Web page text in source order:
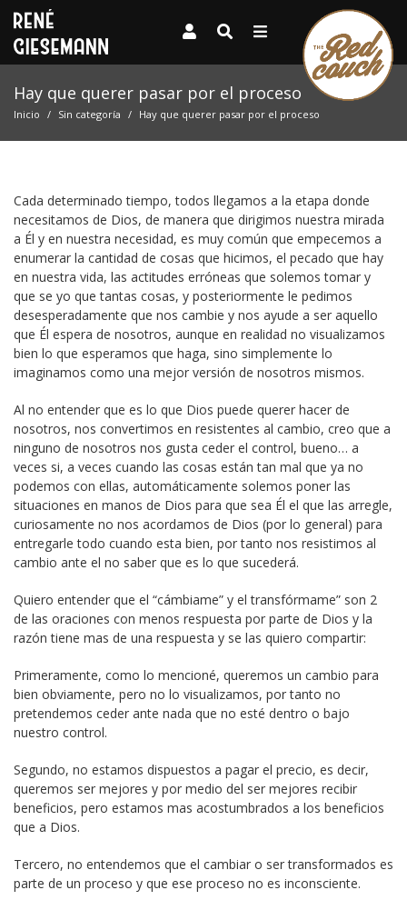
Hay que querer pasar por el proceso
Inicio Sin categoría Hay que querer pasar por el proceso
Cada determinado tiempo, todos llegamos a la etapa donde
necesitamos de Dios, de manera que dirigimos nuestra mirada
a Él y en nuestra necesidad, es muy común que empecemos a
enumerar la cantidad de cosas que hicimos, el pecado que hay
en nuestra vida, las actitudes erróneas que solemos tomar y
que se yo que tantas cosas, y posteriormente le pedimos
desesperadamente que nos cambie y nos ayude a ser aquello
que Él espera de nosotros, aunque en realidad no visualizamos
bien lo que esperamos que haga, sino simplemente lo
imaginamos como una mejor versión de nosotros mismos.
Al no entender que es lo que Dios puede querer hacer de
nosotros, nos convertimos en resistentes al cambio, creo que a
ninguno de nosotros nos gusta ceder el control, bueno… a
veces si, a veces cuando las cosas están tan mal que ya no
podemos con ellas, automáticamente solemos poner las
situaciones en manos de Dios para que sea Él el que las arregle,
curiosamente no nos acordamos de Dios (por lo general) para
entregarle todo cuando esta bien, por tanto nos resistimos al
cambio ante el no saber que es lo que sucederá.
Quiero entender que el “cámbiame” y el transfórmame” son 2
de las oraciones con menos respuesta por parte de Dios y la
razón tiene mas de una respuesta y se las quiero compartir:
Primeramente, como lo mencioné, queremos un cambio para
bien obviamente, pero no lo visualizamos, por tanto no
pretendemos ceder ante nada que no esté dentro o bajo
nuestro control.
Segundo, no estamos dispuestos a pagar el precio, es decir,
queremos ser mejores y por medio del ser mejores recibir
beneficios, pero estamos mas acostumbrados a los beneficios
que a Dios.
Tercero, no entendemos que el cambiar o ser transformados es
parte de un proceso y que ese proceso no es inconsciente.